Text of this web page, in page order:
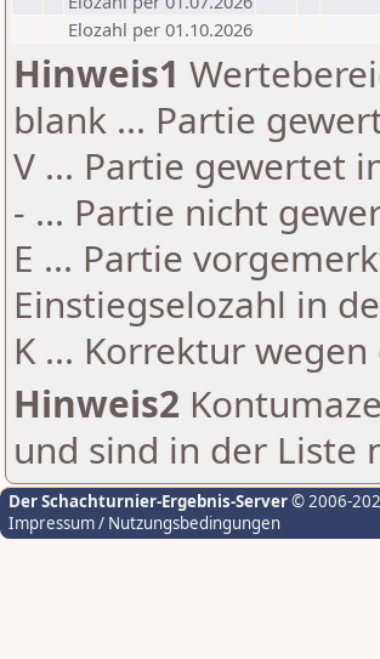
Elozahl per 01.10.2026
Hinweis1
blank ... Partie
V ... Partie gewertet
- ... Partie nicht
E ... Partie
Einstiegselozahl in
K ... Korrektur
Hinweis2
und sind in der Liste
Der Schachturnier-Ergebnis-Server© 2006-
Impressum / Nutzungsbedingungen